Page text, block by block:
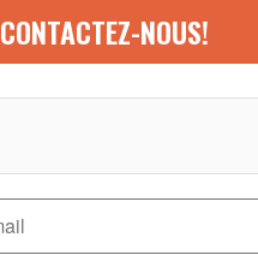
CONTACTEZ-NOUS!